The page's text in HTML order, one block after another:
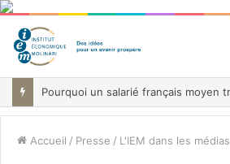
Accueil / Presse / L'IEM dans les médias